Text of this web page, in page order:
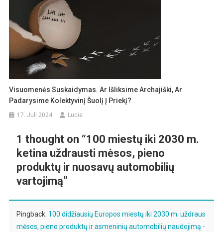
Visuomenės Suskaidymas. Ar Išliksime Archajiški, Ar
Padarysime Kolektyvinį Šuolį Į Priekį?
17. Juli 2024 Lucie
1 thought on “100 miestų iki 2030 m.
ketina uždrausti mėsos, pieno
produktų ir nuosavų automobilių
vartojimą”
Pingback: 100 didžiausių Europos miestų iki 2030 m. uždraus
mėsos, pieno produktų ir asmeninių automobilių naudojimą -